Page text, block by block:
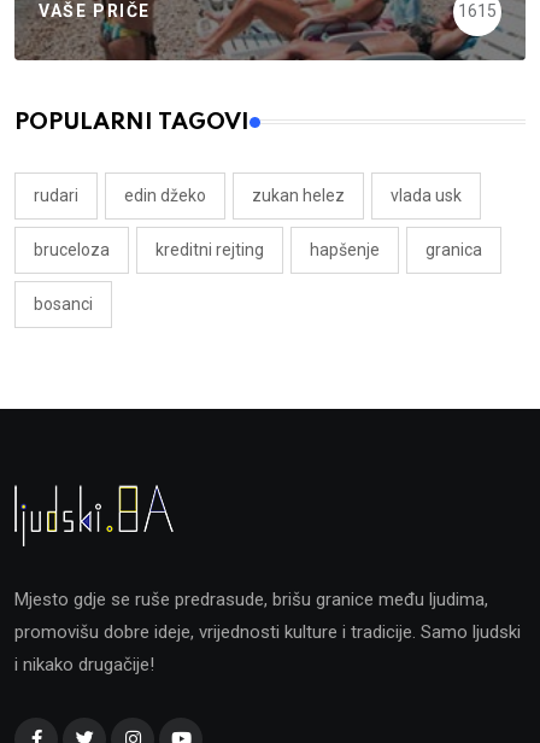
VAŠE PRIČE 1615
POPULARNI TAGOVI
rudari edin džeko zukan helez vlada usk
bruceloza kreditni rejting hapšenje granica
bosanci
Mjesto gdje se ruše predrasude, brišu granice među ljudima,
promovišu dobre ideje, vrijednosti kulture i tradicije. Samo ljudski
i nikako drugačije!